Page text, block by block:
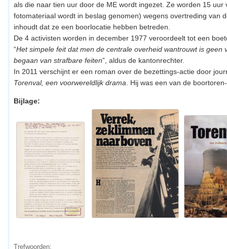
als die naar tien uur door de ME wordt ingezet. Ze worden 15 uur
fotomateriaal wordt in beslag genomen) wegens overtreding van
inhoudt dat ze een boorlocatie hebben betreden.
De 4 activisten worden in december 1977 veroordeelt tot een
“Het simpele feit dat men de centrale overheid wantrouwt is geen
begaan van strafbare feiten”, aldus de kantonrechter.
In 2011 verschijnt er een roman over de bezettings-actie door
Torenval, een voorwereldlijk drama . Hij was een van de
Bijlage:
Trefwoorden: